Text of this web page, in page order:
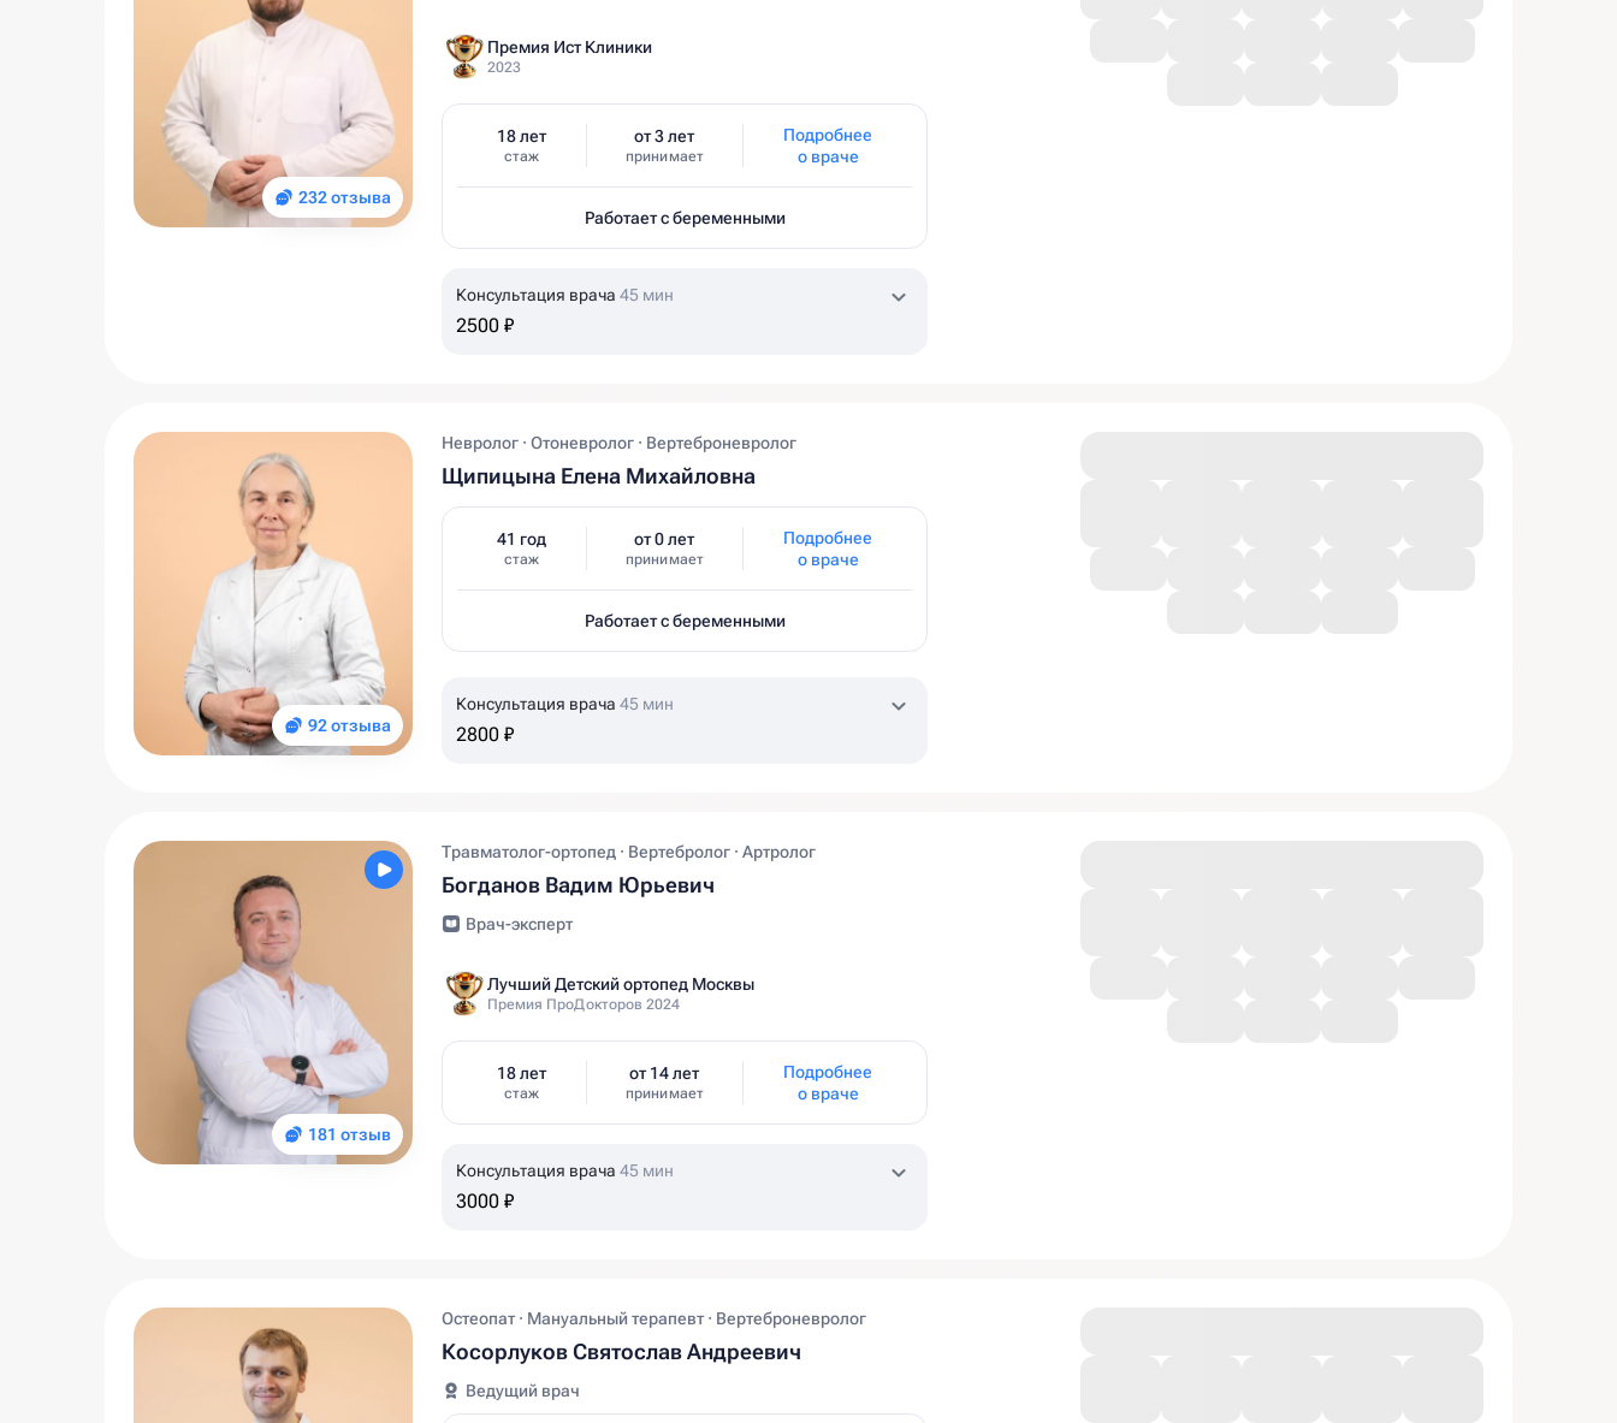
232 отзыва
Премия Ист Клиники
2023
18 лет
стаж
от 3 лет
принимает
Подробнее
о враче
Работает с беременными
Консультация врача 45 мин
2500 ₽
92 отзыва
Невролог · Отоневролог · Вертеброневролог
Щипицына Елена Михайловна
41 год
стаж
от 0 лет
принимает
Подробнее
о враче
Работает с беременными
Консультация врача 45 мин
2800 ₽
181 отзыв
Травматолог-ортопед · Вертебролог · Артролог
Богданов Вадим Юрьевич
Врач-эксперт
Лучший Детский ортопед Москвы
Премия ПроДокторов 2024
18 лет
стаж
от 14 лет
принимает
Подробнее
о враче
Консультация врача 45 мин
3000 ₽
Остеопат · Мануальный терапевт · Вертеброневролог
Косорлуков Святослав Андреевич
Ведущий врач